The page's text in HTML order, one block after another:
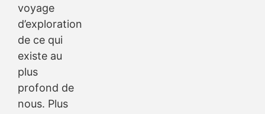
voyage
d’exploration
de ce qui
existe au
plus
profond de
nous. Plus